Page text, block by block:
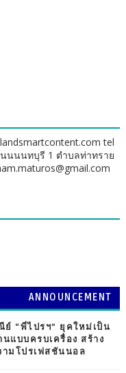
tel
นนนทบุรี 1 ตำบลท่าทราย
ANNOUNCEMENT
“พี่ไปรฯ” ยุคใหม่เป็น
แบบครบเครื่อง สร้าง
มโปรเฟสชันนอล